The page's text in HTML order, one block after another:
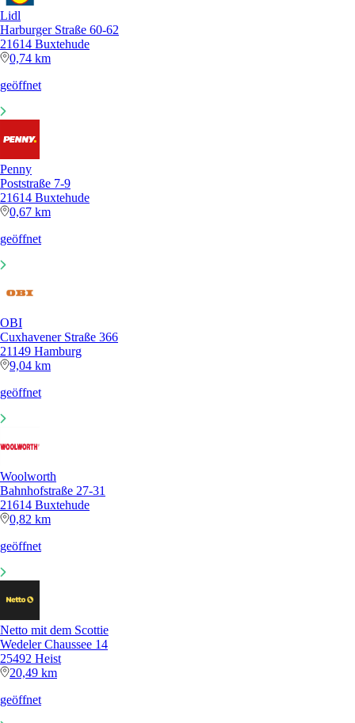
Lidl
Harburger Straße 60-62
21614 Buxtehude
0,74 km
geöffnet
Penny
Poststraße 7-9
21614 Buxtehude
0,67 km
geöffnet
OBI
Cuxhavener Straße 366
21149 Hamburg
9,04 km
geöffnet
Woolworth
Bahnhofstraße 27-31
21614 Buxtehude
0,82 km
geöffnet
Netto mit dem Scottie
Wedeler Chaussee 14
25492 Heist
20,49 km
geöffnet